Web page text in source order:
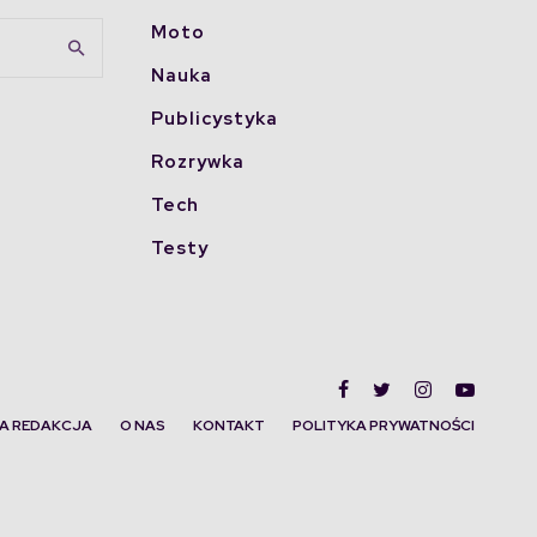
Moto
Nauka
Publicystyka
Rozrywka
Tech
Testy
REDAKCJA O NAS KONTAKT POLITYKA PRYWATNOŚCI